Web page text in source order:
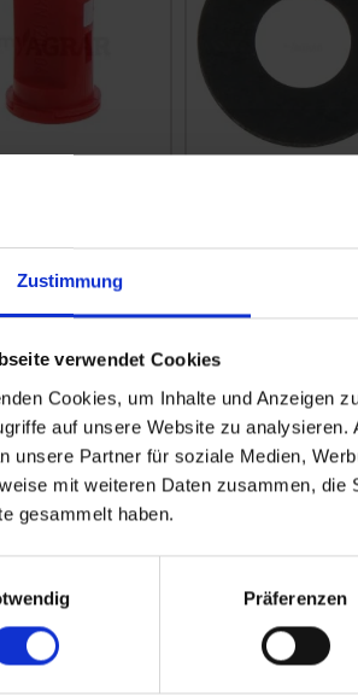
Zustimmung
verwendet Cookies
Cookies, um Inhalte und Anzeigen
auf unsere Website zu
unsere Partner für soziale Medien,
mit weiteren Daten zusammen,
gesammelt haben.
Präferenzen
IDKN